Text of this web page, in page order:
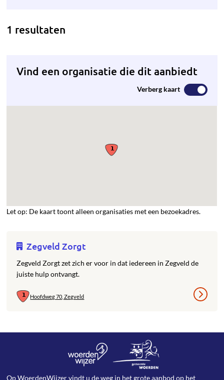
1 resultaten
Vind een organisatie die dit aanbiedt
Verberg kaart
Let op: De kaart toont alleen organisaties met een bezoekadres.
Zegveld Zorgt
Zegveld Zorgt zet zich er voor in dat iedereen in Zegveld de
juiste hulp ontvangt.
Hoofdweg 70, Zegveld
Op WoerdenWijzer vindt u de weg in het grote aanbod op het